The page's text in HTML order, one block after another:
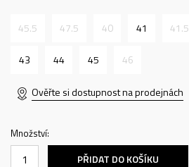
45.5 47.5 40 41 41.5
43 44 45 46
Ověřte si dostupnost na prodejnách
Množství:
PŘIDAT DO KOŠÍKU